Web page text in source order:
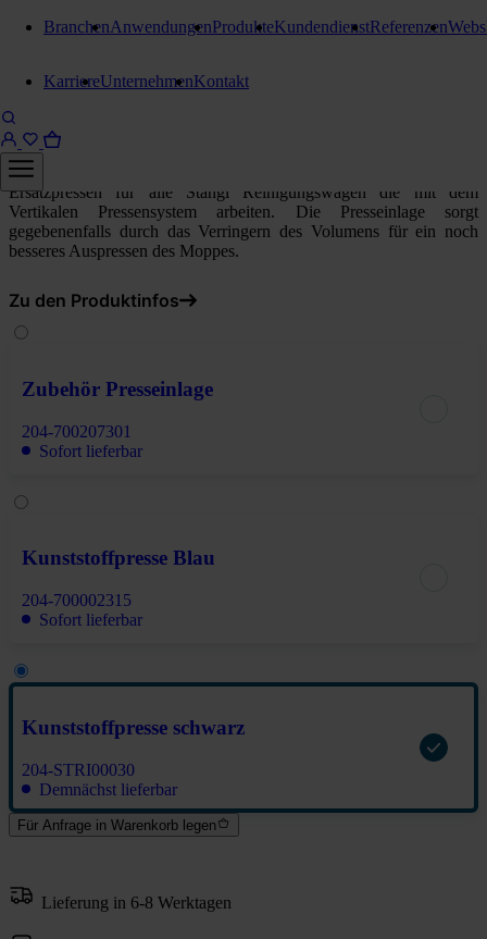
BranchenAnwendungenProdukteKundendienstReferenzen
KarriereUnternehmenKontakt
Stangl Kunststoffpresse
Kunststoffpresse schwarz
Ersatzpressen für alle Stangl Reinigungswägen die mit dem
Vertikalen Pressensystem arbeiten. Die Presseinlage sorgt
gegebenenfalls durch das Verringern des Volumens für ein noch
besseres Auspressen des Moppes.
Zu den Produktinfos
Zubehör Presseinlage
204-700207301
Sofort lieferbar
Kunststoffpresse Blau
204-700002315
Sofort lieferbar
Kunststoffpresse schwarz
204-STRI00030
Demnächst lieferbar
Für Anfrage in Warenkorb legen
Lieferung in 6-8 Werktagen